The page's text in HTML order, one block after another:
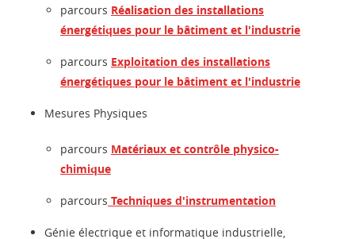
parcours Réalisation des installations
énergétiques pour le bâtiment et l'industrie
parcours Exploitation des installations
énergétiques pour le bâtiment et l'industrie
Mesures Physiques
parcours Matériaux et contrôle physico-
chimique
parcours Techniques d'instrumentation
Génie électrique et informatique industrielle,